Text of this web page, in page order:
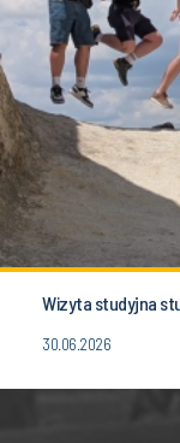
Wizyta studyjna
30.06.2026